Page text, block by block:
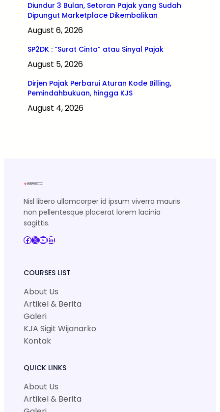
Diundur 3 Bulan, Setoran Pajak yang Sudah
Dipungut Marketplace Dikembalikan
August 6, 2026
SP2DK : “Surat Cinta” atau Sinyal Pajak
August 5, 2026
Dirjen Pajak Perbarui Aturan Kode Billing,
Pemindahbukuan, hingga KJS
August 4, 2026
Nisl libero ullamcorper id ipsum viverra mauris
non pellentesque placerat lorem lacinia
sagittis.
COURSES LIST
About Us
Artikel & Berita
Galeri
KJA Sigit Wijanarko
Kontak
QUICK LINKS
About Us
Artikel & Berita